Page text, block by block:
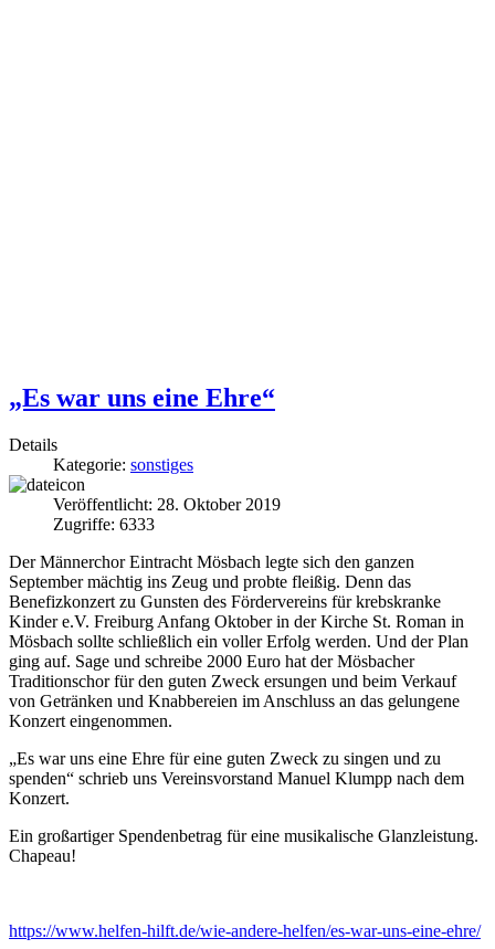
„Es war uns eine Ehre“
Details
Kategorie: sonstiges
Veröffentlicht: 28. Oktober 2019
Zugriffe: 6333
Der Männerchor Eintracht Mösbach legte sich den ganzen
September mächtig ins Zeug und probte fleißig. Denn das
Benefizkonzert zu Gunsten des Fördervereins für krebskranke
Kinder e.V. Freiburg Anfang Oktober in der Kirche St. Roman in
Mösbach sollte schließlich ein voller Erfolg werden. Und der Plan
ging auf. Sage und schreibe 2000 Euro hat der Mösbacher
Traditionschor für den guten Zweck ersungen und beim Verkauf
von Getränken und Knabbereien im Anschluss an das gelungene
Konzert eingenommen.
„Es war uns eine Ehre für eine guten Zweck zu singen und zu
spenden“ schrieb uns Vereinsvorstand Manuel Klumpp nach dem
Konzert.
Ein großartiger Spendenbetrag für eine musikalische Glanzleistung.
Chapeau!
https://www.helfen-hilft.de/wie-andere-helfen/es-war-uns-eine-ehre/